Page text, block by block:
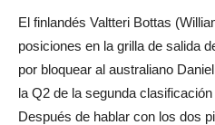
El finlandés Valtteri Bottas
posiciones en la grilla de salida
por bloquear al australiano
la Q2 de la segunda clasificación
Después de hablar con los dos